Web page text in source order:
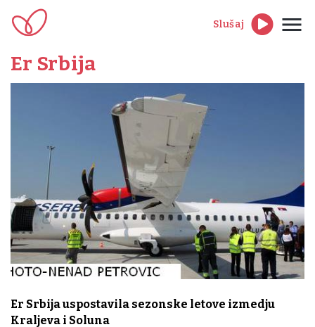
Slušaj
Er Srbija
Er Srbija uspostavila sezonske letove izmedju
Kraljeva i Soluna